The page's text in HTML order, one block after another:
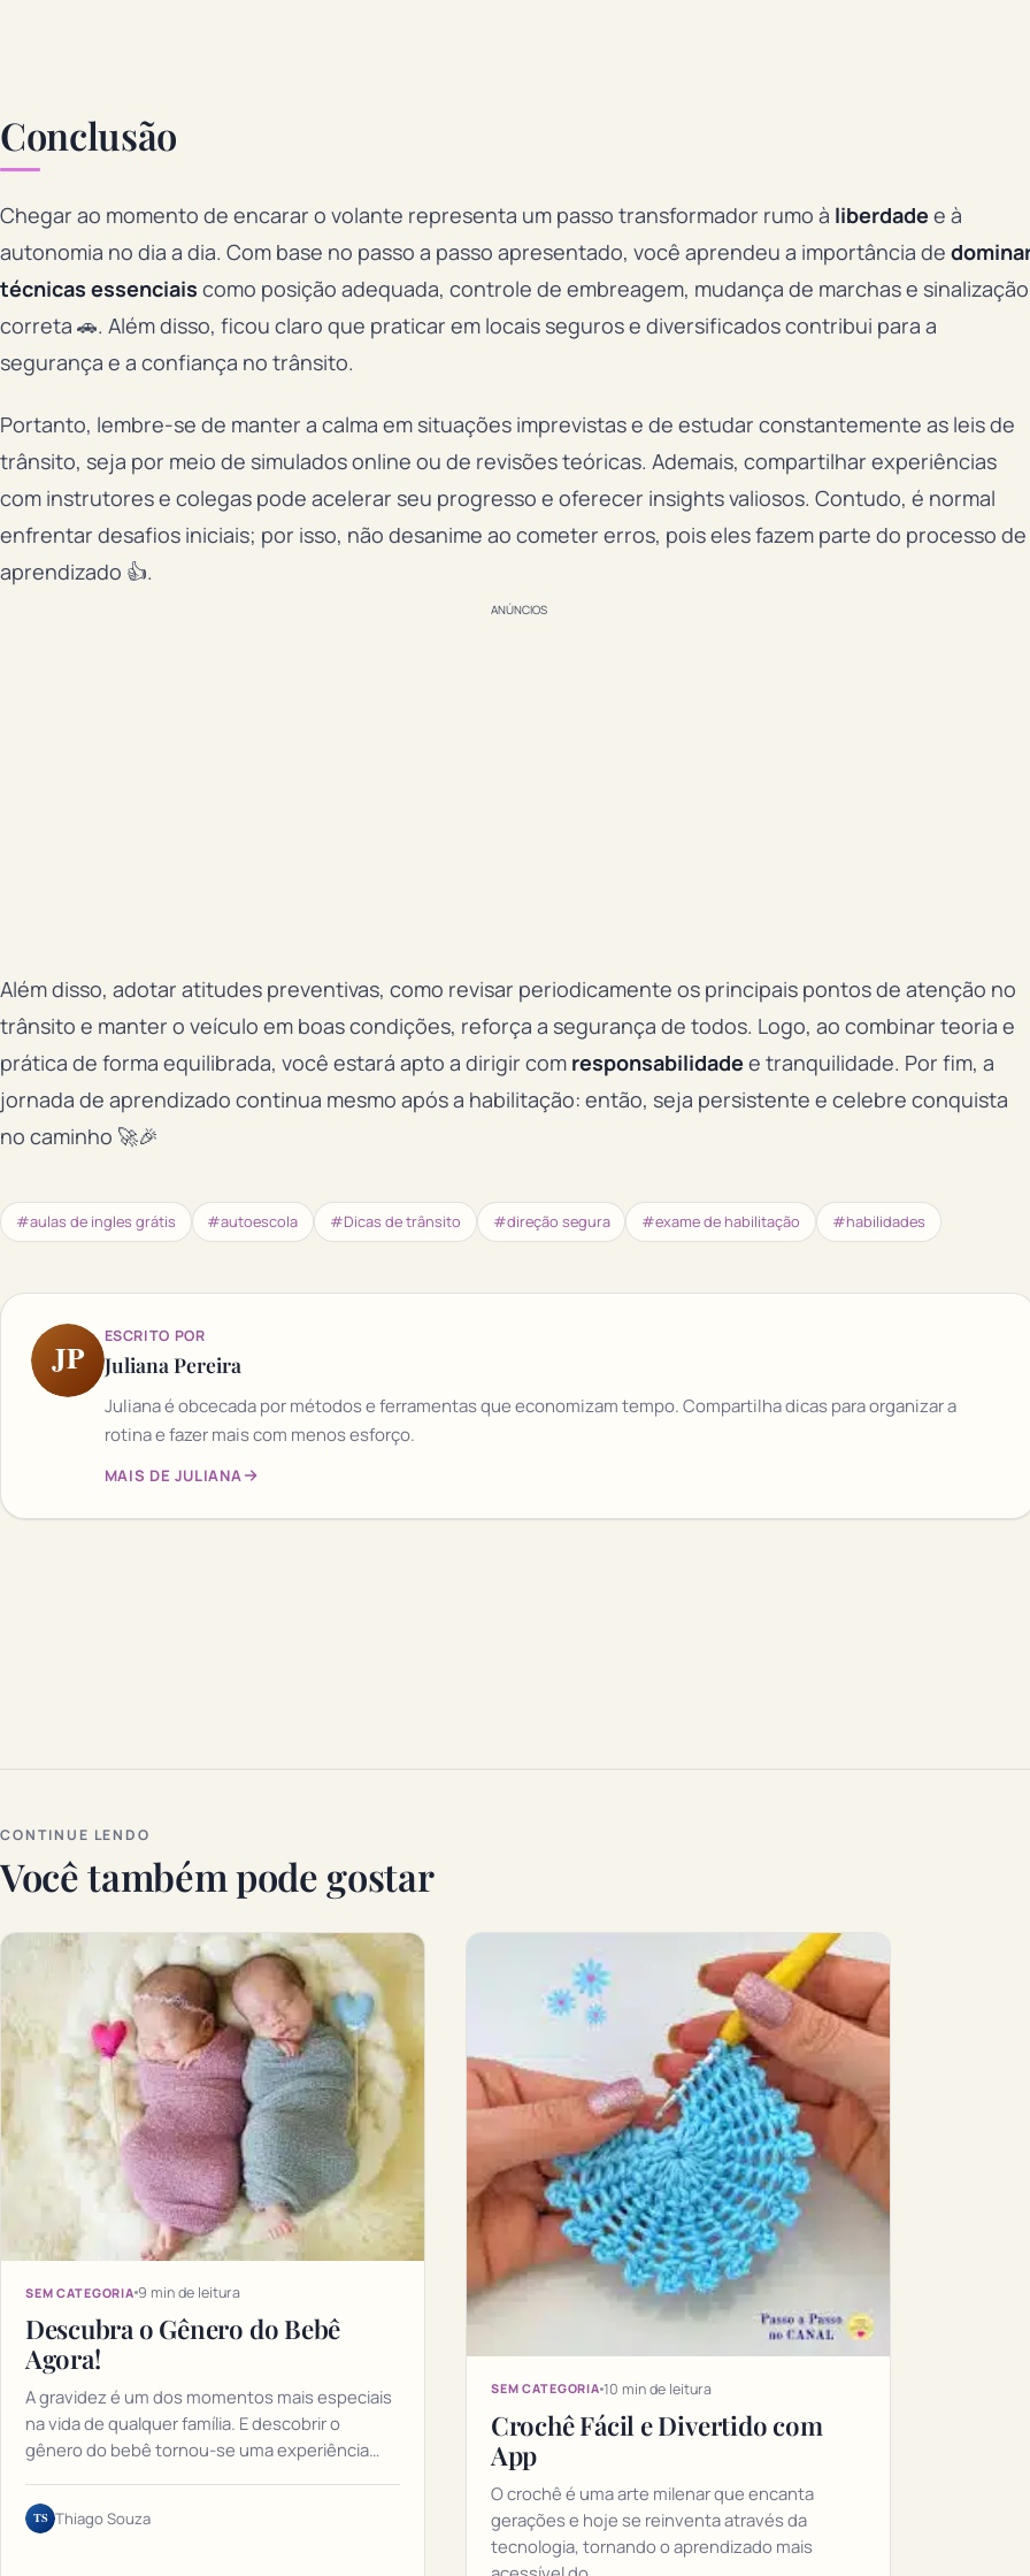
Conclusão
Chegar ao momento de encarar o volante representa um passo transformador rumo à liberdade e à
autonomia no dia a dia. Com base no passo a passo apresentado, você aprendeu a importância de
técnicas essenciais como posição adequada, controle de embreagem, mudança de marchas e sinalização
correta 🚗. Além disso, ficou claro que praticar em locais seguros e diversificados contribui para a
segurança e a confiança no trânsito.
Portanto, lembre-se de manter a calma em situações imprevistas e de estudar constantemente as leis de
trânsito, seja por meio de simulados online ou de revisões teóricas. Ademais, compartilhar experiências
com instrutores e colegas pode acelerar seu progresso e oferecer insights valiosos. Contudo, é normal
enfrentar desafios iniciais; por isso, não desanime ao cometer erros, pois eles fazem parte do processo de
aprendizado 👍.
ANÚNCIOS
Além disso, adotar atitudes preventivas, como revisar periodicamente os principais pontos de atenção no
trânsito e manter o veículo em boas condições, reforça a segurança de todos. Logo, ao combinar teoria e
prática de forma equilibrada, você estará apto a dirigir com responsabilidade e tranquilidade. Por fim, a
jornada de aprendizado continua mesmo após a habilitação: então, seja persistente e celebre conquista
no caminho 🚀🎉
#aulas de ingles grátis #autoescola #Dicas de trânsito #direção segura #exame de habilitação #habilidades
JP
ESCRITO POR
Juliana Pereira
Juliana é obcecada por métodos e ferramentas que economizam tempo. Compartilha dicas para organizar a
rotina e fazer mais com menos esforço.
MAIS DE JULIANA
CONTINUE LENDO
Você também pode gostar
SEM CATEGORIA 9 min de leitura
Descubra o Gênero do Bebê
Agora!
A gravidez é um dos momentos mais especiais
na vida de qualquer família. E descobrir o
gênero do bebê tornou-se uma experiência…
TS Thiago Souza
SEM CATEGORIA 10 min de leitura
Crochê Fácil e Divertido com
App
O crochê é uma arte milenar que encanta
gerações e hoje se reinventa através da
tecnologia, tornando o aprendizado mais